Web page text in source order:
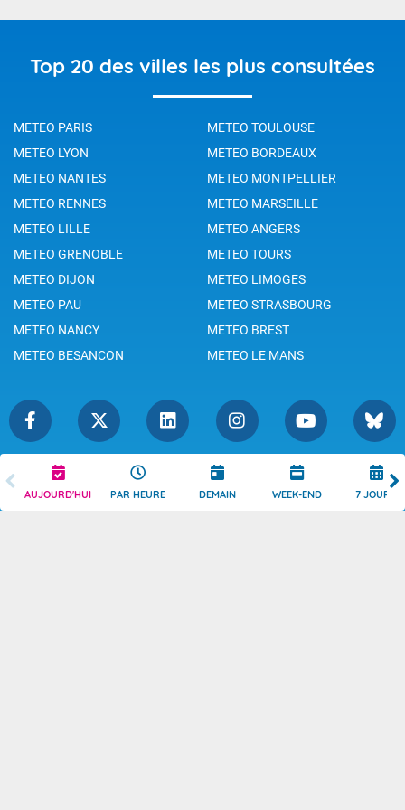
AUJOURD'HUI PAR HEURE DEMAIN WEEK-END 7 JOURS
Top 20 des villes les plus consultées
METEO PARIS
METEO TOULOUSE
METEO LYON
METEO BORDEAUX
METEO NANTES
METEO MONTPELLIER
METEO RENNES
METEO MARSEILLE
METEO LILLE
METEO ANGERS
METEO GRENOBLE
METEO TOURS
METEO DIJON
METEO LIMOGES
METEO PAU
METEO STRASBOURG
METEO NANCY
METEO BREST
METEO BESANCON
METEO LE MANS